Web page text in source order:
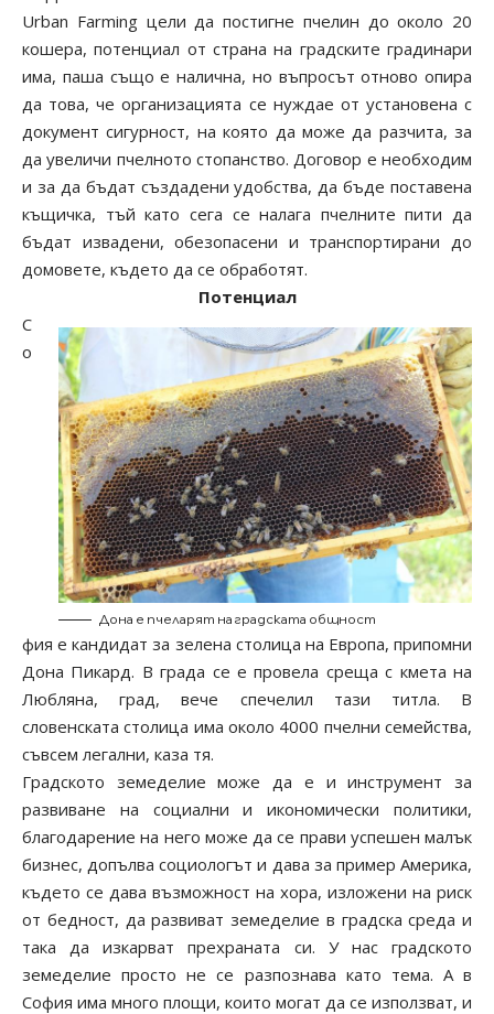
Urban Farming цели да постигне пчелин до около 20
кошера, потенциал от страна на градските градинари
има, паша също е налична, но въпросът отново опира
да това, че организацията се нуждае от установена с
документ сигурност, на която да може да разчита, за
да увеличи пчелното стопанство. Договор е необходим
и за да бъдат създадени удобства, да бъде поставена
къщичка, тъй като сега се налага пчелните пити да
бъдат извадени, обезопасени и транспортирани до
домовете, където да се обработят.
Потенциал
Дона е пчеларят на градската общност
С
о
фия е кандидат за зелена столица на Европа, припомни
Дона Пикард. В града се е провела среща с кмета на
Любляна, град, вече спечелил тази титла. В
словенската столица има около 4000 пчелни семейства,
съвсем легални, каза тя.
Градското земеделие може да е и инструмент за
развиване на социални и икономически политики,
благодарение на него може да се прави успешен малък
бизнес, допълва социологът и дава за пример Америка,
където се дава възможност на хора, изложени на риск
от бедност, да развиват земеделие в градска среда и
така да изкарват прехраната си. У нас градското
земеделие просто не се разпознава като тема. А в
София има много площи, които могат да се използват, и